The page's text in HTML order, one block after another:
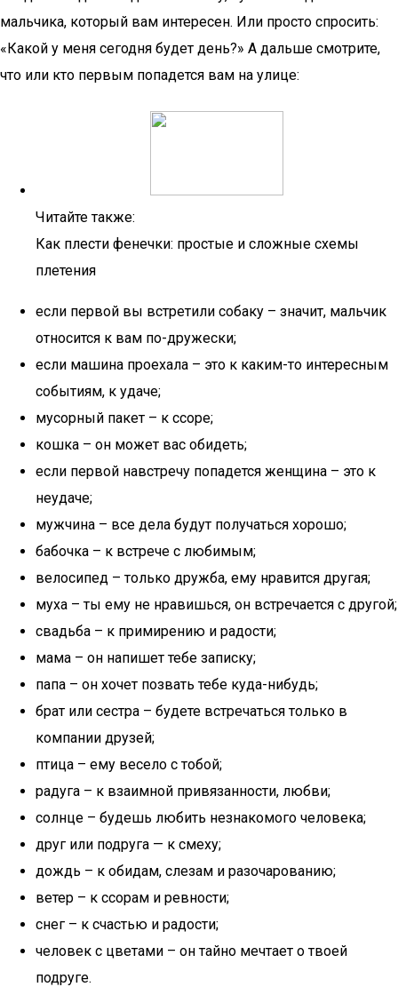
мальчика, который вам интересен. Или просто спросить:
«Какой у меня сегодня будет день?» А дальше смотрите,
что или кто первым попадется вам на улице:
Читайте также:
Как плести фенечки: простые и сложные схемы
плетения
если первой вы встретили собаку – значит, мальчик
относится к вам по-дружески;
если машина проехала – это к каким-то интересным
событиям, к удаче;
мусорный пакет – к ссоре;
кошка – он может вас обидеть;
если первой навстречу попадется женщина – это к
неудаче;
мужчина – все дела будут получаться хорошо;
бабочка – к встрече с любимым;
велосипед – только дружба, ему нравится другая;
муха – ты ему не нравишься, он встречается с другой;
свадьба – к примирению и радости;
мама – он напишет тебе записку;
папа – он хочет позвать тебе куда-нибудь;
брат или сестра – будете встречаться только в
компании друзей;
птица – ему весело с тобой;
радуга – к взаимной привязанности, любви;
солнце – будешь любить незнакомого человека;
друг или подруга — к смеху;
дождь – к обидам, слезам и разочарованию;
ветер – к ссорам и ревности;
снег – к счастью и радости;
человек с цветами – он тайно мечтает о твоей
подруге.